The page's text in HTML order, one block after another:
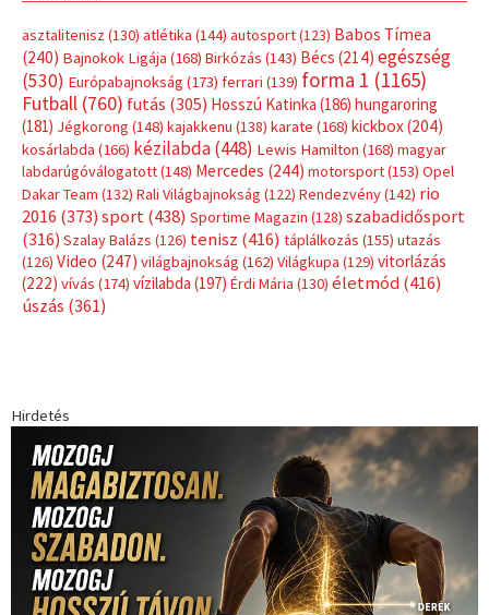
Címkék
(181)Jégkorong(148)kajakkenu(138)karate(168)kickbox(204)
kosárlabda(166) Lewis Hamilton(168)
magyar
labdarúgóválogatott(148)Mercedes (244) motorsport(153)
Opel
Dakar Team(132)Rali Világbajnokság (122) Rendezvény(142)
rio
2016(373)sport Sportime Magazin(128)szabadidősport
(316) Szalay Balázs(126) tenisz(416) táplálkozás(155)utazás
(126)Video(247)világbajnokság (162) Világkupa(129)
vitorlázás
(222) vívás(174) (197) Érdi Mária(130)életmód(416)
úszás(361)